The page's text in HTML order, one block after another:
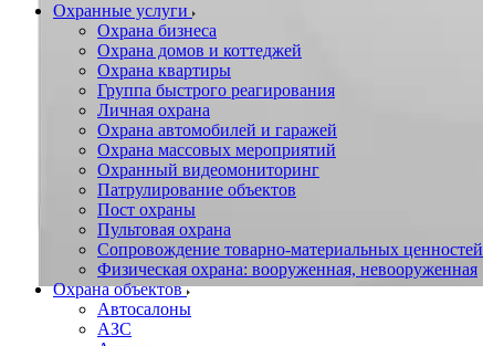
Охранные услуги
Охрана бизнеса
Охрана домов и коттеджей
Охрана квартиры
Группа быстрого реагирования
Личная охрана
Охрана автомобилей и гаражей
Охрана массовых мероприятий
Охранный видеомониторинг
Патрулирование объектов
Пост охраны
Пультовая охрана
Сопровождение товарно-материальных ценностей
Физическая охрана: вооруженная, невооруженная
Охрана объектов
Автосалоны
АЗС